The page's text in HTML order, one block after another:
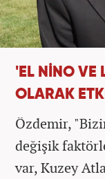
'EL NİNO VE
OLARAK
Özdemir,
değişik
var, Kuzey